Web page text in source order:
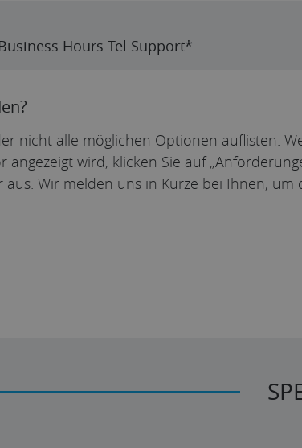
Hours Tel Support*
nicht alle möglichen Optionen auflisten.
angezeigt wird, klicken Sie auf
Wir melden uns in Kürze bei Ihnen, um